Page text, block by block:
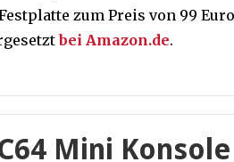
zum Preis von 99
bei Amazon.de.
Mini